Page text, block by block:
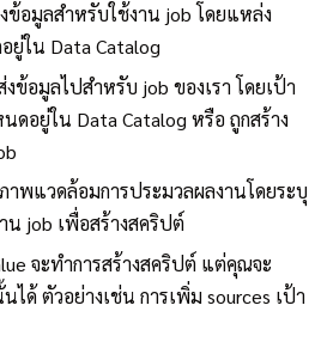
ข้อมูลสำหรับใช้งาน job โดยแหล่ง
ยู่ใน Data Catalog
ข้อมูลไปสำหรับ job ของเรา โดยเป้า
ดอยู่ใน Data Catalog หรือ ถูกสร้าง
พแวดล้อมการประมวลผลงานโดยระบุ
น job เพื่อสร้างสคริปต์
จะทำการสร้างสคริปต์ แต่คุณจะ
ด้ ตัวอย่างเช่น การเพิ่ม sources เป้า